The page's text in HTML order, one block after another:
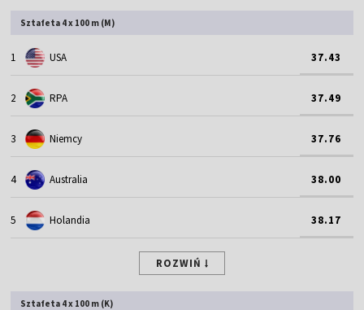
Sztafeta 4 x 100 m (M)
1 USA 37.43
2 RPA 37.49
3 Niemcy 37.76
4 Australia 38.00
5 Holandia 38.17
ROZWIŃ
Sztafeta 4 x 100 m (K)